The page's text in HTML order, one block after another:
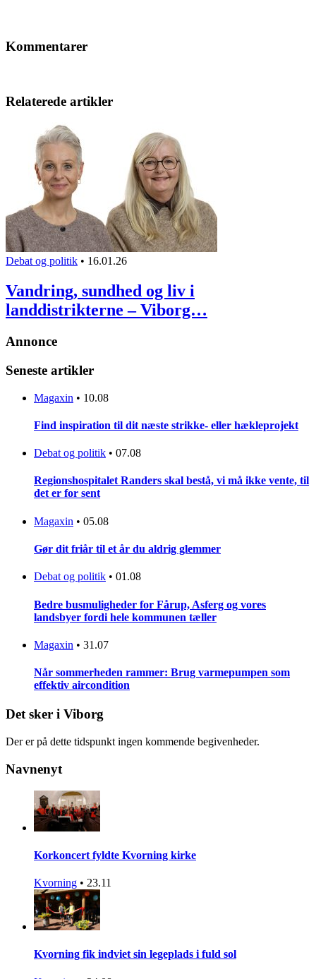
Kommentarer
Relaterede artikler
Debat og politik • 16.01.26
Vandring, sundhed og liv i
landdistrikterne – Viborg…
Annonce
Seneste artikler
Magaxin • 10.08
Find inspiration til dit næste strikke- eller hækleprojekt
Debat og politik • 07.08
Regionshospitalet Randers skal bestå, vi må ikke vente, til
det er for sent
Magaxin • 05.08
Gør dit friår til et år du aldrig glemmer
Debat og politik • 01.08
Bedre busmuligheder for Fårup, Asferg og vores
landsbyer fordi hele kommunen tæller
Magaxin • 31.07
Når sommerheden rammer: Brug varmepumpen som
effektiv aircondition
Det sker i Viborg
Der er på dette tidspunkt ingen kommende begivenheder.
Navnenyt
Korkoncert fyldte Kvorning kirke
Kvorning • 23.11
Kvorning fik indviet sin legeplads i fuld sol